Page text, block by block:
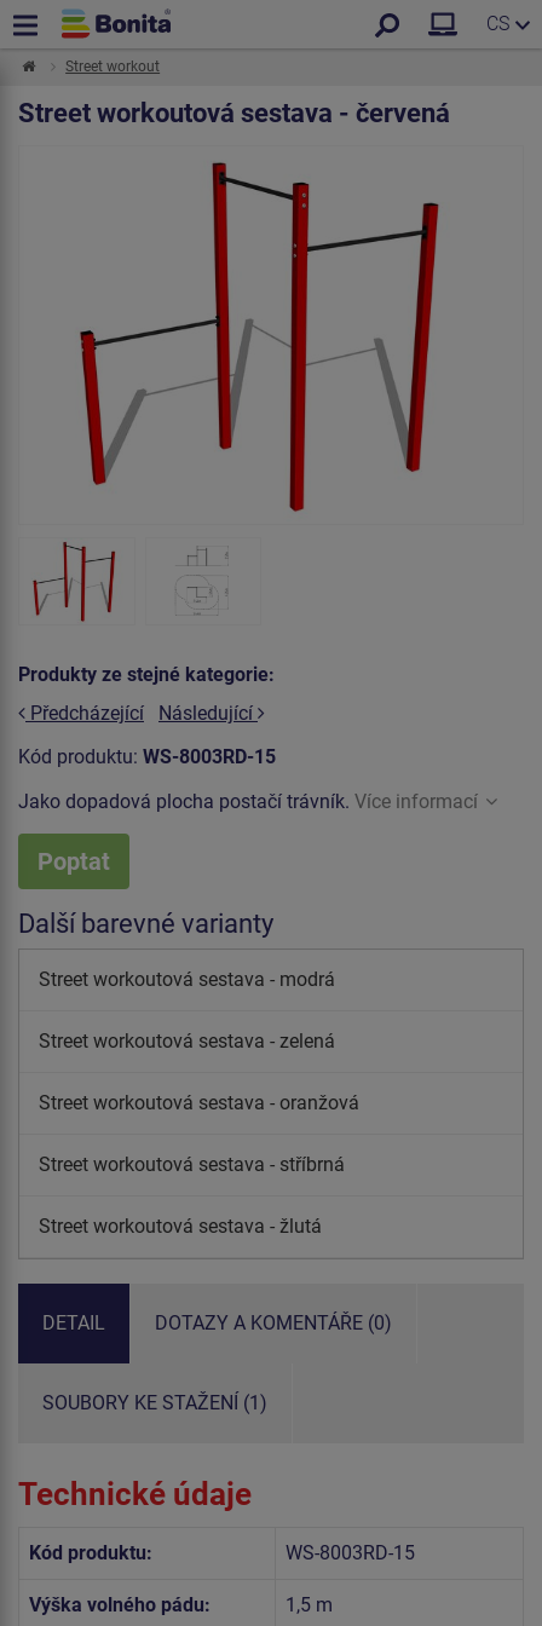
CS
Street workout
Street workoutová sestava - červená
Produkty ze stejné kategorie:
Předcházející
Následující
Kód produktu: WS-8003RD-15
Jako dopadová plocha postačí trávník. Více informací
Poptat
Další barevné varianty
Street workoutová sestava - modrá
Street workoutová sestava - zelená
Street workoutová sestava - oranžová
Street workoutová sestava - stříbrná
Street workoutová sestava - žlutá
DETAIL DOTAZY A KOMENTÁŘE (0)
SOUBORY KE STAŽENÍ (1)
Technické údaje
Kód produktu: WS-8003RD-15
Výška volného pádu: 1,5 m